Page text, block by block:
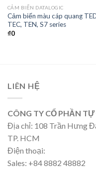
CẢM BIẾN DATALOGIC
Cảm biến màu cáp quang
TEC, TEN, S7 series
₫0
LIÊN HỆ
CÔNG TY CỔ PHẦN
Địa chỉ: 108 Trần Hưng
TP. HCM
Điện thoại:
Sales: +84 8882 48882